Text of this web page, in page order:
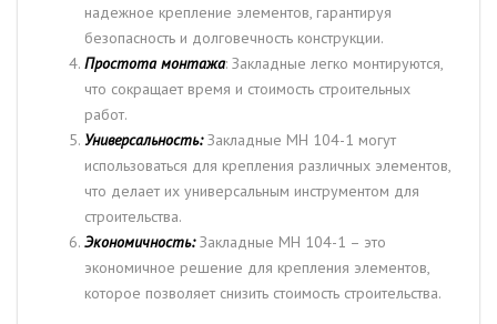
надежное крепление элементов, гарантируя
безопасность и долговечность конструкции.
Простота монтажа: Закладные легко монтируются,
что сокращает время и стоимость строительных
работ.
Универсальность:Закладные МН 104-1 могут
использоваться для крепления различных элементов,
что делает их универсальным инструментом для
строительства.
Экономичность: Закладные МН 104-1 – это
экономичное решение для крепления элементов,
которое позволяет снизить стоимость строительства.